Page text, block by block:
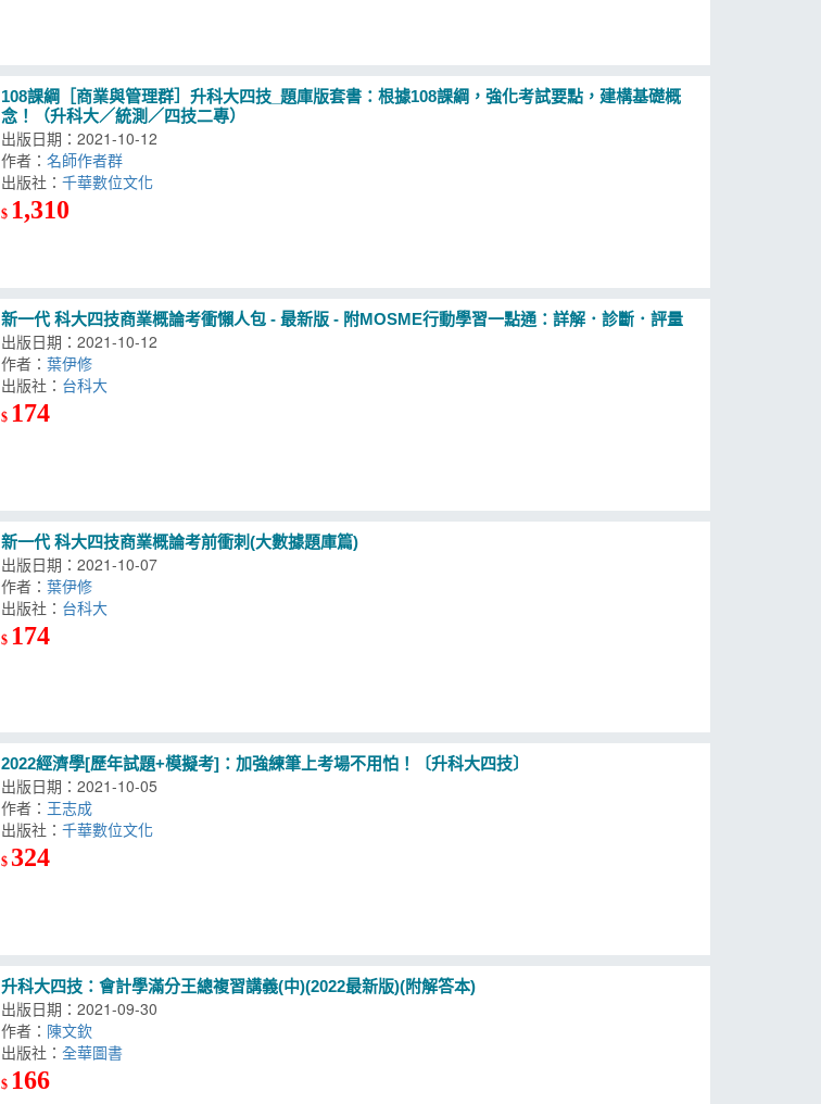
108課綱［商業與管理群］升科大四技_題庫版套書：根據108課綱，強化考試要點，建構基礎概
念！（升科大／統測／四技二專）
出版日期：2021-10-12
作者：名師作者群
出版社：
$ 1,310
新一代 科大四技商業概論考衝懶人包 - 最新版 - 附MOSME行動學習一點通：詳解．診斷．評量
出版日期：2021-10-12
作者：葉伊修
出版社：
$ 174
新一代 科大四技商業概論考前衝刺(大數據題庫篇)
出版日期：2021-10-07
作者：葉伊修
出版社：
$ 174
2022經濟學[歷年試題+模擬考]：加強練筆上考場不用怕！〔升科大四技〕
出版日期：2021-10-05
作者： 王志成
出版社：
$ 324
升科大四技：會計學滿分王總複習講義(中)(2022最新版)(附解答本)
出版日期：2021-09-30
作者： 陳文欽
出版社：
$ 166